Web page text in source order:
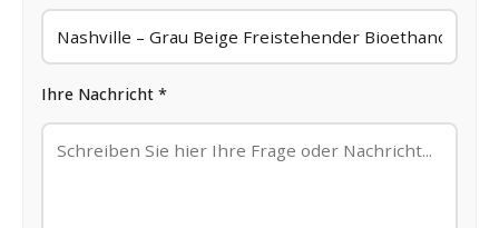
Ihre Nachricht *